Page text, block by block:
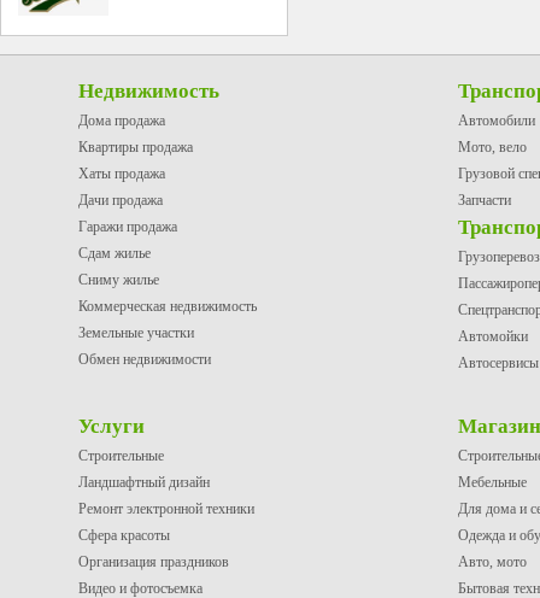
Недвижимость
Дома продажа
Квартиры продажа
Хаты продажа
Дачи продажа
Гаражи продажа
Сдам жилье
Сниму жилье
Коммерческая недвижимость
Земельные участки
Обмен недвижимости
Автомобили
Мото, вело
Грузовой
Запчасти
Автомойки
Автосервисы
Услуги
Строительные
Ландшафтный дизайн
Ремонт электронной техники
Сфера красоты
Организация праздников
Видео и фотосъемка
Мебельные
Для дома и
Одежда и
Авто, мото
Бытовая